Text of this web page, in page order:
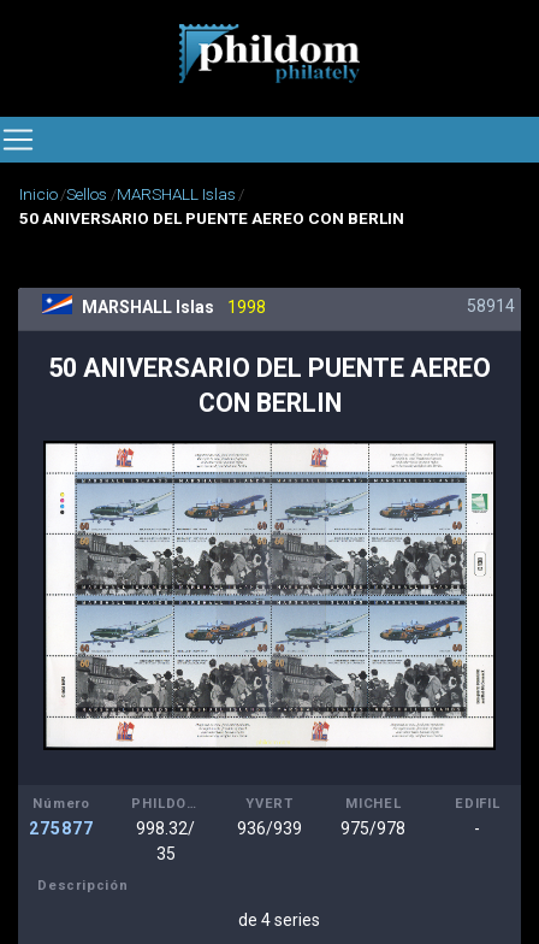
Inicio Sellos MARSHALL Islas
50 ANIVERSARIO DEL PUENTE AEREO CON BERLIN
MARSHALL Islas 1998 58914
50 ANIVERSARIO DEL PUENTE AEREO
CON BERLIN
Número
275877
PHILDOM
998.32/
35
YVERT
936/939
MICHEL
975/978
EDIFIL
-
Descripción
de 4 series